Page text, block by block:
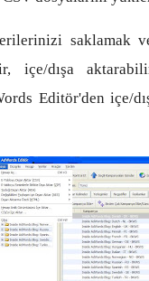
saklamak
içe/dışa
Editör'den içe/